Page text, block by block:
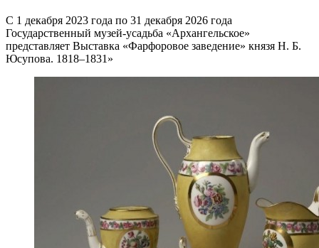
С 1 декабря 2023 года по 31 декабря 2026 года
Государственный музей-усадьба «Архангельское»
представляет Выставка «Фарфоровое заведение» князя Н. Б.
Юсупова. 1818‒1831»